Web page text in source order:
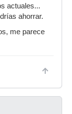
actuales...
ahorrar.
me parece